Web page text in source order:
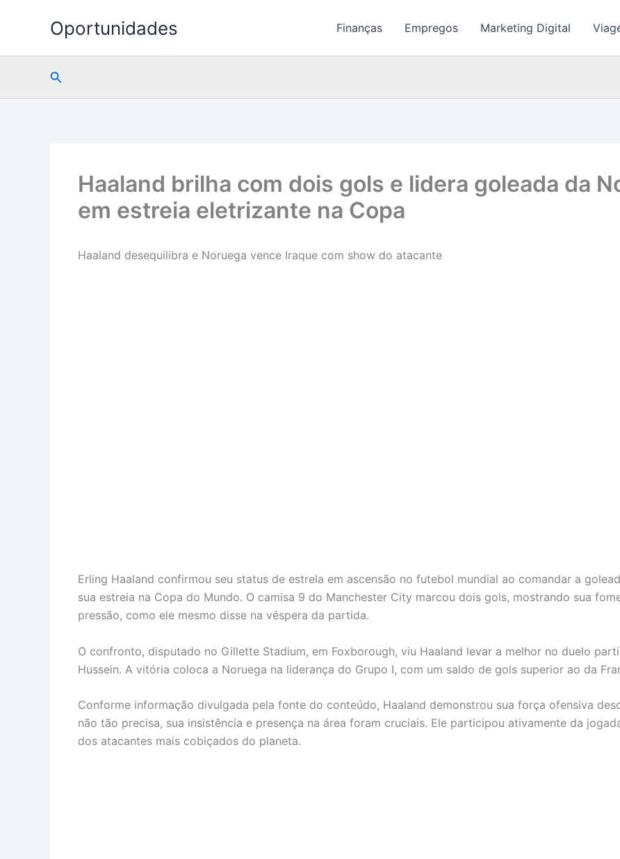
Oportunidades Finanças Empregos Marketing Digital
Pesquisar
Haaland brilha com dois gols e lidera goleada da
em estreia eletrizante na Copa
Haaland desequilibra e Noruega vence Iraque com show do atacante
Erling Haaland confirmou seu status de estrela em ascensão no futebol mundial ao comandar a
sua estreia na Copa do Mundo. O camisa 9 do Manchester City marcou dois gols, mostrando sua
pressão, como ele mesmo disse na véspera da partida.
O confronto, disputado no Gillette Stadium, em Foxborough, viu Haaland levar a melhor no duelo
Hussein. A vitória coloca a Noruega na liderança do Grupo I, com um saldo de gols superior ao da
Conforme informação divulgada pela fonte do conteúdo, Haaland demonstrou sua força ofensiva
não tão precisa, sua insistência e presença na área foram cruciais. Ele participou ativamente da
dos atacantes mais cobiçados do planeta.